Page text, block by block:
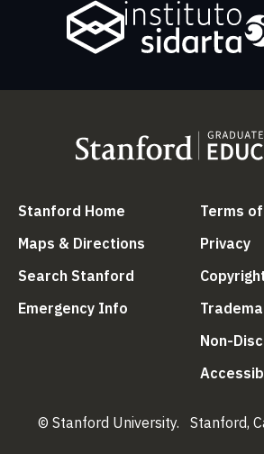
Stanford Home (link is external)
Maps & Directions (link is external)
Search Stanford (link is external)
Emergency Info (link is external)
Terms
Privacy
Non-
© Stanford University. Stanford,